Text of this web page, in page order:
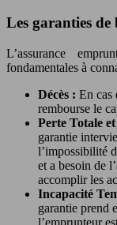
Les garanties de
L’assurance
fondamentales à
Décès : En cas
rembourse le
Perte Totale
garantie
l’impossibilité
et a besoin de
accomplir les
Incapacité
garantie prend